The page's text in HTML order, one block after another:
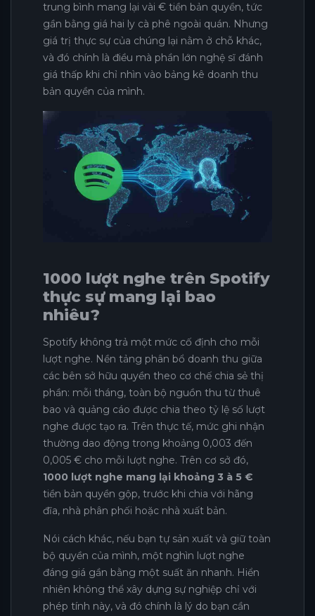
trung bình mang lại vài € tiền bản quyền, tức
gần bằng giá hai ly cà phê ngoài quán. Nhưng
giá trị thực sự của chúng lại nằm ở chỗ khác,
và đó chính là điều mà phần lớn nghệ sĩ đánh
giá thấp khi chỉ nhìn vào bảng kê doanh thu
bản quyền của mình.
1000 lượt nghe trên Spotify
thực sự mang lại bao
nhiêu?
Spotify không trả một mức cố định cho mỗi
lượt nghe. Nền tảng phân bổ doanh thu giữa
các bên sở hữu quyền theo cơ chế chia sẻ thị
phần: mỗi tháng, toàn bộ nguồn thu từ thuê
bao và quảng cáo được chia theo tỷ lệ số lượt
nghe được tạo ra. Trên thực tế, mức ghi nhận
thường dao động trong khoảng 0,003 đến
0,005 € cho mỗi lượt nghe. Trên cơ sở đó,
1000 lượt nghe mang lại khoảng 3 à 5 €
tiền bản quyền gộp, trước khi chia với hãng
đĩa, nhà phân phối hoặc nhà xuất bản.
Nói cách khác, nếu bạn tự sản xuất và giữ toàn
bộ quyền của mình, một nghìn lượt nghe
đáng giá gần bằng một suất ăn nhanh. Hiển
nhiên không thể xây dựng sự nghiệp chỉ với
phép tính này, và đó chính là lý do bạn cần